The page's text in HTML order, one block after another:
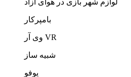
لوازم شهر بازی در هوای آزاد
بامپرکار
وی آر VR
شبیه ساز
یوفو